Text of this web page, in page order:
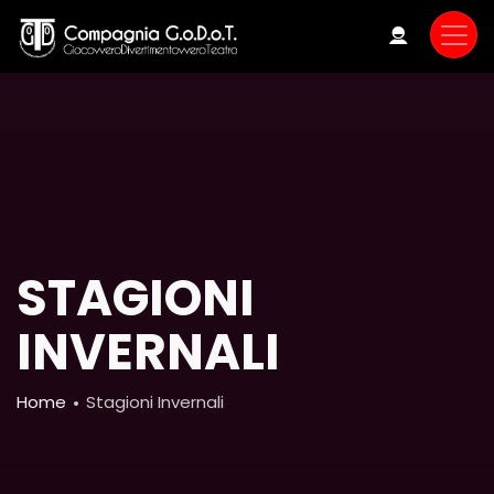
main
STAGIONI
INVERNALI
Breadcrumb
Home Stagioni Invernali